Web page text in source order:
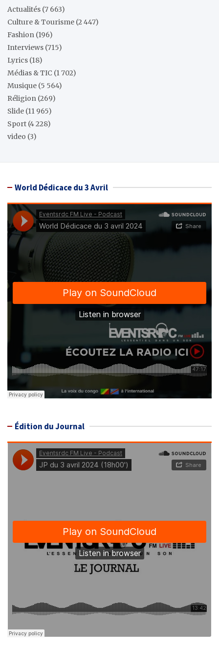
Actualités (7 663)
Culture & Tourisme (2 447)
Fashion (196)
Interviews (715)
Lyrics (18)
Médias & TIC (1 702)
Musique (5 564)
Réligion (269)
Slide (11 965)
Sport (4 228)
video (3)
World Dédicace du 3 Avril
Édition du Journal